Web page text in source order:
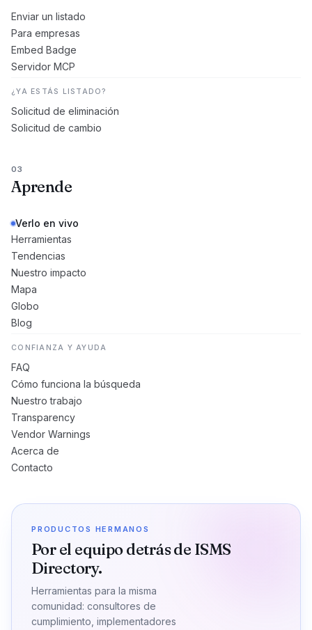
Enviar un listado
Para empresas
Embed Badge
Servidor MCP
¿YA ESTÁS LISTADO?
Solicitud de eliminación
Solicitud de cambio
03
Aprende
Verlo en vivo
Herramientas
Tendencias
Nuestro impacto
Mapa
Globo
Blog
CONFIANZA Y AYUDA
FAQ
Cómo funciona la búsqueda
Nuestro trabajo
Transparency
Vendor Warnings
Acerca de
Contacto
PRODUCTOS HERMANOS
Por el equipo detrás de ISMS
Directory.
Herramientas para la misma
comunidad: consultores de
cumplimiento, implementadores